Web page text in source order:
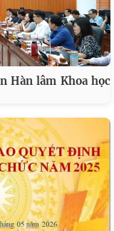
Hàn lâm Khoa học